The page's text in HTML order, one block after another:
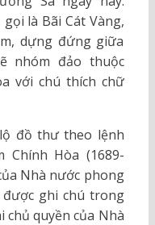
là Bãi Cát Vàng,
dựng đứng giữa
nhóm đảo thuộc
với chú thích chữ
đồ thư theo lệnh
Chính Hòa (1689-
Nhà nước phong
được ghi chú trong
chủ quyền của Nhà